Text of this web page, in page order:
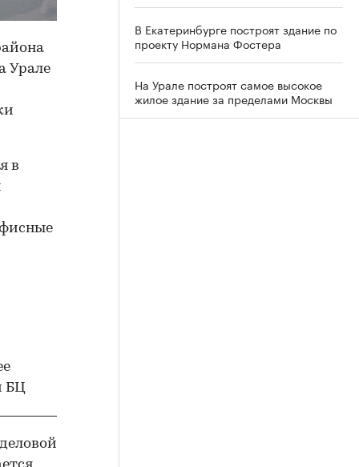
Урале
в
В Екатеринбурге построят здание по
проекту Нормана Фостера
На Урале построят самое высокое
жилое здание за пределами Москвы